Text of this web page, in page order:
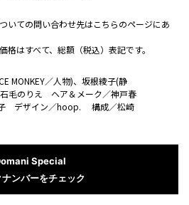
いての問い合わせ先はこちらのページにあ
はすべて、総額（税込）表記です。
MONKEY／人物)、坂根綾子(静
毛のりえ ヘア＆メーク／神戸春
デザイン／hoop. 構成／松崎
Special
ンバーをチェック